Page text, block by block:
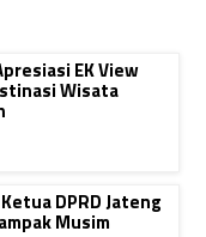
EK View
Wisata
DPRD Jateng
Musim